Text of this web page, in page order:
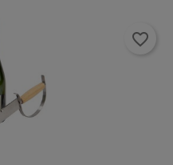
favorite_border